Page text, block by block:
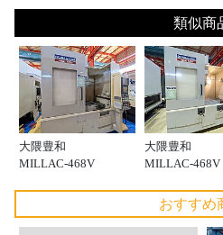
類似商
大隈豊和
MILLAC-468V
大隈豊和
MILLAC-468V
おすすめ